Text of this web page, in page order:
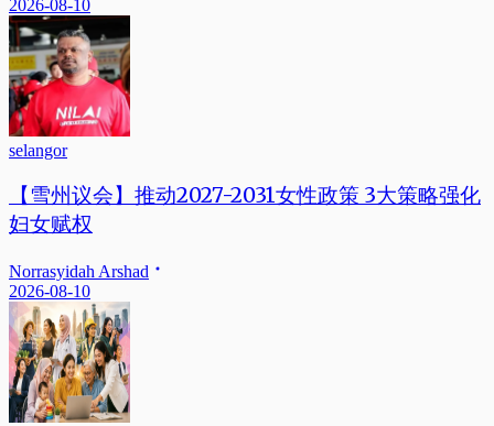
2026-08-10
selangor
【雪州议会】推动2027-2031女性政策 3大策略强化
妇女赋权
Norrasyidah Arshad
2026-08-10